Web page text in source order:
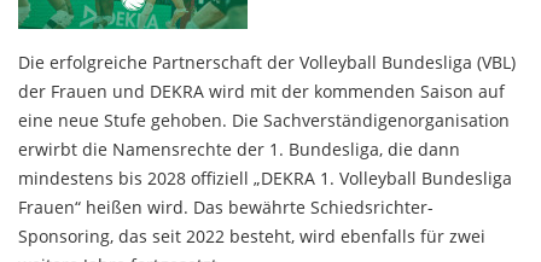
Die erfolgreiche Partnerschaft der Volleyball Bundesliga (VBL)
der Frauen und DEKRA wird mit der kommenden Saison auf
eine neue Stufe gehoben. Die Sachverständigenorganisation
erwirbt die Namensrechte der 1. Bundesliga, die dann
mindestens bis 2028 offiziell „DEKRA 1. Volleyball Bundesliga
Frauen“ heißen wird. Das bewährte Schiedsrichter-
Sponsoring, das seit 2022 besteht, wird ebenfalls für zwei